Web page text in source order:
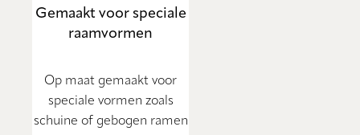
Gemaakt voor speciale
raamvormen
Op maat gemaakt voor
speciale vormen zoals
schuine of gebogen ramen